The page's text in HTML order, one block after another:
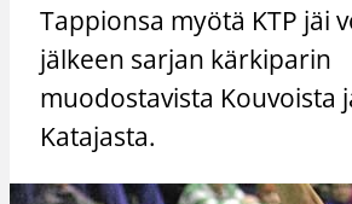
Tappionsa myötä KTP jäi
jälkeen sarjan kärkiparin
muodostavista Kouvoista
Katajasta.